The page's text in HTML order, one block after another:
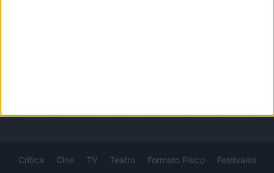
Crítica Cine TV Teatro Formato Físico Festivales